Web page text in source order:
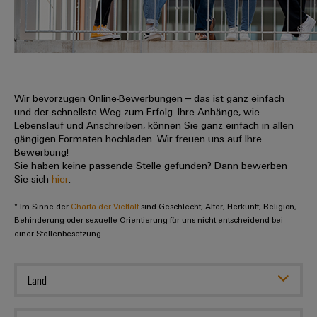
erlebbar
werden.
Datencenter
Produkte
für
Rechenzentren
–
effizient,
zuverlässig,
skalierbar
Energiespeicher
Lösungen
und
Anschlusstechnologie
DC-
u-
OS
Edge
Computing
Industrial
5G
Single
Leiterplattenklemmen
Gehäusesysteme
komponenten
Kabeleinführungssysteme
und
-
komponenten
Anschlussleitungen,
Patchkabel
Fast
Delivery
Beratung
und
digitale
Planung
easyConnect
-
Ihre
uns
Promotionfahrzeug
Distribution
Info
für
unsere
Partner
Vertrieb
Weidmüller
Zahlen
Unser
Vorstand
Nachhaltigkeit
Academy
People
Karriere
Stellen
für
Berufserfahrene
Für
Studierende
Werkstudententätigkeiten
Praktika
Abschlussarbeiten
Wir bevorzugen Online-Bewerbungen – das ist ganz einfach
und der schnellste Weg zum Erfolg. Ihre Anhänge, wie
Lebenslauf und Anschreiben, können Sie ganz einfach in allen
gängigen Formaten hochladen. Wir freuen uns auf Ihre
Bewerbung!
Sie haben keine passende Stelle gefunden? Dann bewerben
Sie sichhier
* Im Sinne der Charta der Vielfalt sind Geschlecht, Alter, Herkunft, Religion,
Behinderung oder sexuelle Orientierung für uns nicht entscheidend bei
einer Stellenbesetzung.
Land